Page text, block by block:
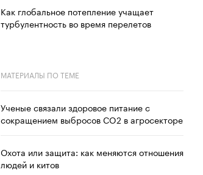
Как глобальное потепление учащает
турбулентность во время перелетов
МАТЕРИАЛЫ ПО ТЕМЕ
Ученые связали здоровое питание с
сокращением выбросов CO2 в агросекторе
Охота или защита: как меняются отношения
людей и китов